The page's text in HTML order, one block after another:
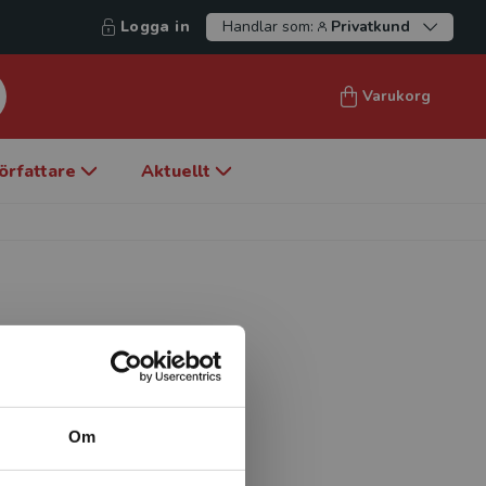
Om
Logga in Handlar som: Privatkund
Varukorg
Aktuellt
som forskare och lärare
berört frågor kring
och utbildning